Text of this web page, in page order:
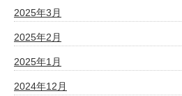
2025年3月
2025年2月
2025年1月
2024年12月